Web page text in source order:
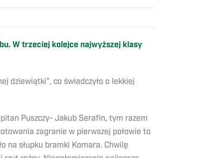
W trzeciej kolejce najwyższej klasy
dziewiątki”, co świadczyło o lekkiej
Puszczy- Jakub Serafin, tym razem
zagranie w pierwszej połowie to
na słupku bramki Komara. Chwilę